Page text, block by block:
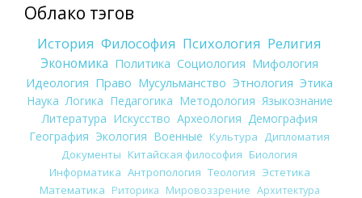
Облако тэгов
История Философия Психология Религия
Экономика Политика Социология Мифология
Идеология Право Мусульманство Этнология Этика
Наука Логика Педагогика Методология Языкознание
Литература Искусство Археология Демография
География Экология Военные Культура
Дипломатия
Документы Китайская философия Биология
Информатика Антропология Теология Эстетика
Математика Риторика Мировоззрение Архитектура